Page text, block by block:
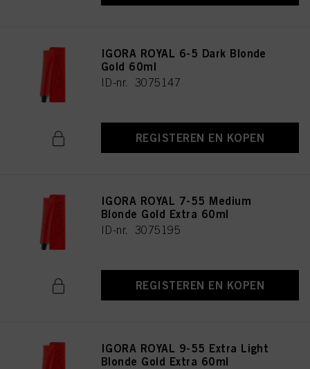
IGORA ROYAL 6-5 Dark Blonde
Gold 60ml
ID-nr. 3075147
REGISTEREN EN KOPEN
IGORA ROYAL 7-55 Medium
Blonde Gold Extra 60ml
ID-nr. 3075195
REGISTEREN EN KOPEN
IGORA ROYAL 9-55 Extra Light
Blonde Gold Extra 60ml